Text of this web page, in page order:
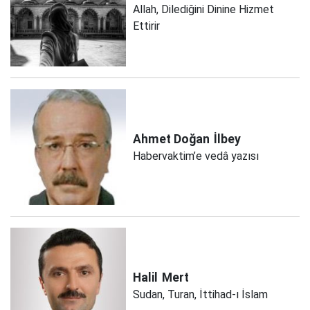
Allah, Dilediğini Dinine Hizmet
Ettirir
Ahmet Doğan İlbey
Habervaktim’e vedâ yazısı
Halil Mert
Sudan, Turan, İttihad-ı İslam